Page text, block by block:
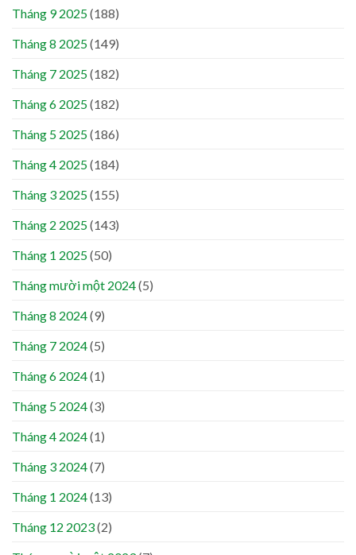
Tháng 9 2025(188)
Tháng 8 2025(149)
Tháng 7 2025(182)
Tháng 6 2025(182)
Tháng 5 2025(186)
Tháng 4 2025(184)
Tháng 3 2025(155)
Tháng 2 2025(143)
Tháng 1 2025(50)
Tháng mười một 2024(5)
Tháng 8 2024(9)
Tháng 7 2024(5)
Tháng 6 2024(1)
Tháng 5 2024(3)
Tháng 4 2024(1)
Tháng 3 2024(7)
Tháng 1 2024(13)
Tháng 12 2023(2)